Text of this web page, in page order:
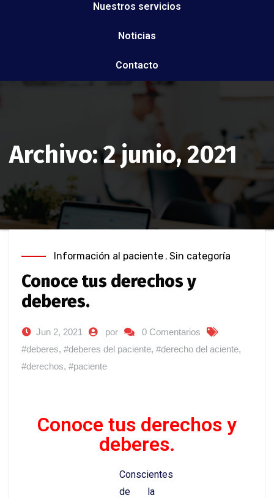
Nuestros servicios
Noticias
Contacto
Archivo: 2 junio, 2021
Información al paciente , Sin categoría
Conoce tus derechos y
deberes.​
Jun 2, 2021 por
0 Comentarios
#deberes, #deberes del paciente, #derecho del aciente,
#derechos, #paciente
Conoce tus derechos y
deberes.​
Conscientes
de la